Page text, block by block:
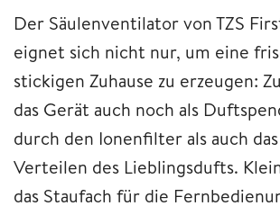
Der Säulenventilator von TZS
eignet sich nicht nur, um eine
stickigen Zuhause zu erzeugen:
das Gerät auch noch als
durch den Ionenfilter als auch
Verteilen des Lieblingsdufts.
das Staufach für die